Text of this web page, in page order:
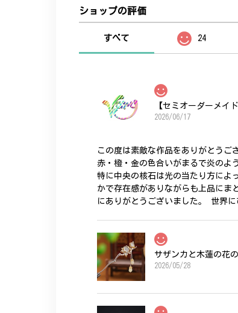
ショップの評価
すべて 24
【セミオーダーメイ
2026/06/17
この度は素敵な作品をありがとうご
赤・橙・金の色合いがまるで炎のよ
特に中央の核石は光の当たり方によ
かで存在感がありながらも上品にま
にありがとうございました。 世界
サザンカと木蓮の花
2026/05/28